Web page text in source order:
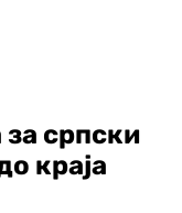
за српски
краја